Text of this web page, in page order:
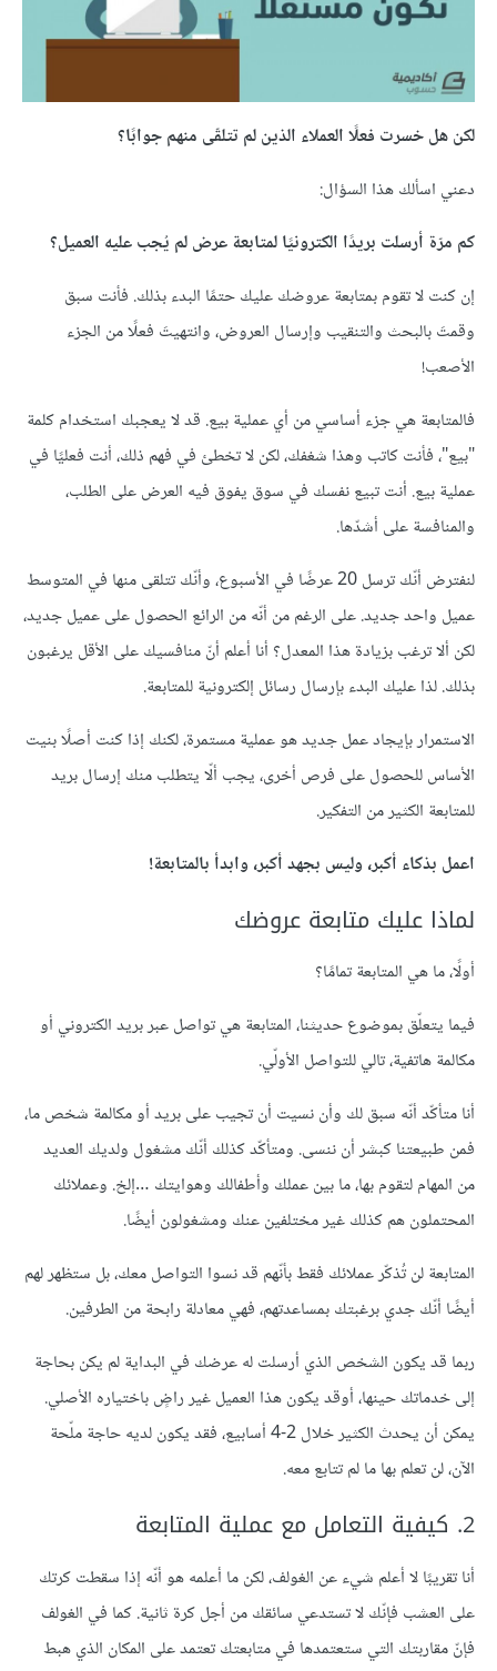
لكن هل خسرت فعلًا العملاء الذين لم تتلقّى منهم جوابًا؟
دعني اسألك هذا السؤال:
كم مرّة أرسلت بريدًا الكترونيًا لمتابعة عرض لم يُجب عليه العميل؟
إن كنت لا تقوم بمتابعة عروضك عليك حتمًا البدء بذلك. فأنت سبق
وقمتَ بالبحث والتنقيب وإرسال العروض، وانتهيتَ فعلًا من الجزء
الأصعب!
فالمتابعة هي جزء أساسي من أي عملية بيع. قد لا يعجبك استخدام كلمة
"بيع"، فأنت كاتب وهذا شغفك، لكن لا تخطئ في فهم ذلك، أنت فعليًا في
عملية بيع. أنت تبيع نفسك في سوق يفوق فيه العرض على الطلب،
والمنافسة على أشدّها.
لنفترض أنّك ترسل 20 عرضًا في الأسبوع، وأنّك تتلقى منها في المتوسط
عميل واحد جديد. على الرغم من أنّه من الرائع الحصول على عميل جديد،
لكن ألا ترغب بزيادة هذا المعدل؟ أنا أعلم أنّ منافسيك على الأقل يرغبون
بذلك. لذا عليك البدء بإرسال رسائل إلكترونية للمتابعة.
الاستمرار بإيجاد عمل جديد هو عملية مستمرة، لكنك إذا كنت أصلًا بنيت
الأساس للحصول على فرص أخرى، يجب ألّا يتطلب منك إرسال بريد
للمتابعة الكثير من التفكير.
اعمل بذكاء أكبر، وليس بجهد أكبر، وابدأ بالمتابعة!
لماذا عليك متابعة عروضك
أولًا، ما هي المتابعة تمامًا؟
فيما يتعلّق بموضوع حديثنا، المتابعة هي تواصل عبر بريد الكتروني أو
مكالمة هاتفية، تالي للتواصل الأولّي.
أنا متأكّد أنّه سبق لك وأن نسيت أن تجيب على بريد أو مكالمة شخص ما،
فمن طبيعتنا كبشر أن ننسى. ومتأكّد كذلك أنّك مشغول ولديك العديد
من المهام لتقوم بها، ما بين عملك وأطفالك وهوايتك …إلخ. وعملائك
المحتملون هم كذلك غير مختلفين عنك ومشغولون أيضًا.
المتابعة لن تُذكّر عملائك فقط بأنّهم قد نسوا التواصل معك، بل ستظهر لهم
أيضًا أنّك جدي برغبتك بمساعدتهم، فهي معادلة رابحة من الطرفين.
ربما قد يكون الشخص الذي أرسلت له عرضك في البداية لم يكن بحاجة
إلى خدماتك حينها، أوقد يكون هذا العميل غير راضٍ باختياره الأصلي.
يمكن أن يحدث الكثير خلال 2-4 أسابيع، فقد يكون لديه حاجة ملّحة
الآن، لن تعلم بها ما لم تتابع معه.
2. كيفية التعامل مع عملية المتابعة
أنا تقريبًا لا أعلم شيء عن الغولف، لكن ما أعلمه هو أنّه إذا سقطت كرتك
على العشب فإنّك لا تستدعي سائقك من أجل كرة ثانية. كما في الغولف
فإنّ مقاربتك التي ستعتمدها في متابعتك تعتمد على المكان الذي هبط